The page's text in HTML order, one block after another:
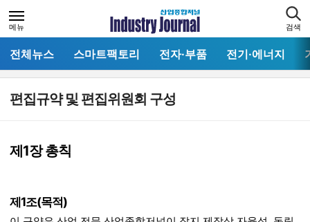
메뉴 검색
전체뉴스 스마트팩토리 전자·부품 전기·에너지
편집규약 및 편집위원회 구성
제1장 총칙
제1조(목적)